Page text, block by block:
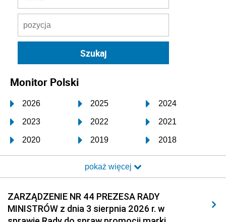
Monitor Polski
2026 2025 2024
2023 2022 2021
2020 2019 2018
2017 2016 2015
2014 2013 2012
2011 2010 2009
2008 2007 2006
pokaż więcej
ZARZĄDZENIE NR 44 PREZESA RADY
MINISTRÓW z dnia 3 sierpnia 2026 r. w